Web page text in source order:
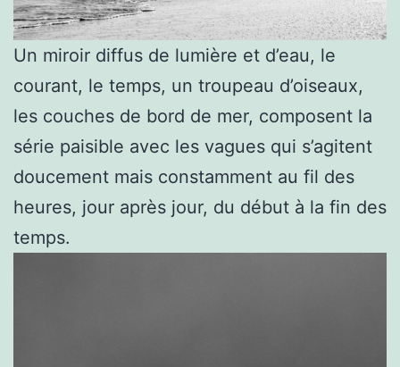
Un miroir diffus de lumière et d’eau, le
courant, le temps, un troupeau d’oiseaux,
les couches de bord de mer, composent la
série paisible avec les vagues qui s’agitent
doucement mais constamment au fil des
heures, jour après jour, du début à la fin des
temps.